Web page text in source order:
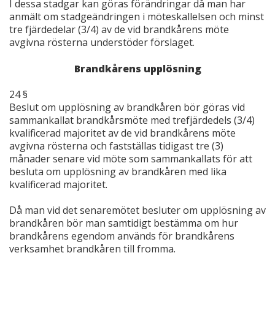
I dessa stadgar kan göras förändringar då man har
anmält om stadgeändringen i möteskallelsen och minst
tre fjärdedelar (3/4) av de vid brandkårens möte
avgivna rösterna understöder förslaget.
Brandkårens upplösning
24 §
Beslut om upplösning av brandkåren bör göras vid
sammankallat brandkårsmöte med trefjärdedels (3/4)
kvalificerad majoritet av de vid brandkårens möte
avgivna rösterna och fastställas tidigast tre (3)
månader senare vid möte som sammankallats för att
besluta om upplösning av brandkåren med lika
kvalificerad majoritet.
Då man vid det senaremötet besluter om upplösning av
brandkåren bör man samtidigt bestämma om hur
brandkårens egendom används för brandkårens
verksamhet brandkåren till fromma.